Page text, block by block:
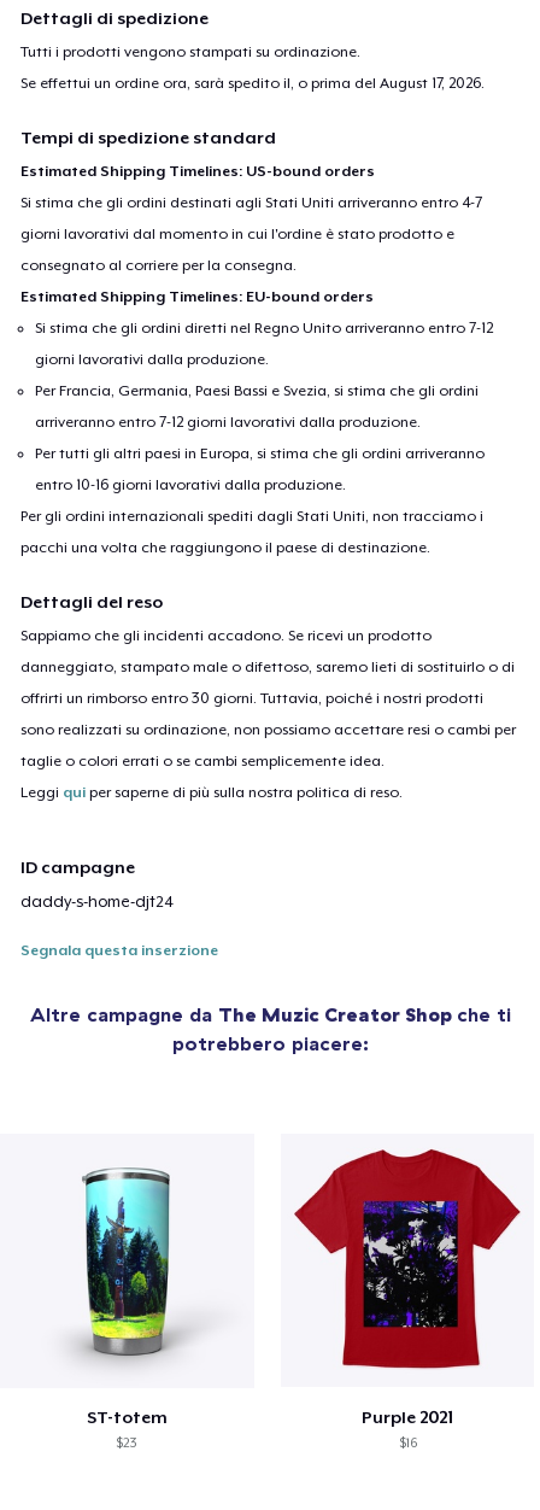
Dettagli di spedizione
Tutti i prodotti vengono stampati su ordinazione.
Se effettui un ordine ora, sarà spedito il, o prima delAugust 17, 2026.
Tempi di spedizione standard
Estimated Shipping Timelines: US-bound orders
Si stima che gli ordini destinati agli Stati Uniti arriveranno entro 4-7
giorni lavorativi dal momento in cui l'ordine è stato prodotto e
consegnato al corriere per la consegna.
Estimated Shipping Timelines: EU-bound orders
Si stima che gli ordini diretti nel Regno Unito arriveranno entro 7-12
giorni lavorativi dalla produzione.
Per Francia, Germania, Paesi Bassi e Svezia, si stima che gli ordini
arriveranno entro 7-12 giorni lavorativi dalla produzione.
Per tutti gli altri paesi in Europa, si stima che gli ordini arriveranno
entro 10-16 giorni lavorativi dalla produzione.
Per gli ordini internazionali spediti dagli Stati Uniti, non tracciamo i
pacchi una volta che raggiungono il paese di destinazione.
Dettagli del reso
Sappiamo che gli incidenti accadono. Se ricevi un prodotto
danneggiato, stampato male o difettoso, saremo lieti di sostituirlo o di
offrirti un rimborso entro 30 giorni. Tuttavia, poiché i nostri prodotti
sono realizzati su ordinazione, non possiamo accettare resi o cambi per
taglie o colori errati o se cambi semplicemente idea.
Leggi qui per saperne di più sulla nostra politica di reso.
ID campagne
daddy-s-home-djt24
Segnala questa inserzione
Altre campagne da The Muzic Creator Shop che ti
potrebbero piacere:
ST-totem
$23
Purple 2021
$16